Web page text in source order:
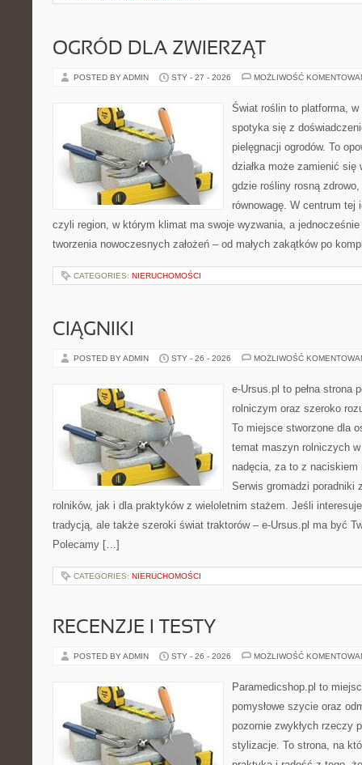
OGRÓD DLA ZWIERZĄT
POSTED BY ADMIN STY - 27 - 2026 MOŻLIWOŚĆ
Świat roślin to platforma,
spotyka się z
pielęgnacji ogrodów. To
działka może zamienić się
gdzie rośliny rosną
równowagę. W centrum
czyli region, w którym klimat ma swoje wyzwania, a
tworzenia nowoczesnych założeń – od małych zakątków po
CATEGORIES: NIERUCHOMOŚCI
CIĄGNIKI
POSTED BY ADMIN STY - 26 - 2026 MOŻLIWOŚĆ
e-Ursus.pl to pełna strona
rolniczym oraz szeroko
To miejsce stworzone dla
temat maszyn rolniczych
nadęcia, za to z
Serwis gromadzi poradniki
rolników, jak i dla praktyków z wieloletnim stażem. Jeśli
tradycją, ale także szeroki świat traktorów – e-Ursus.pl ma być
Polecamy […]
CATEGORIES: NIERUCHOMOŚCI
RECENZJE I TESTY
POSTED BY ADMIN STY - 26 - 2026 MOŻLIWOŚĆ
Paramedicshop.pl to
pomysłowe szycie oraz
pozornie zwykłych rzeczy
stylizacje. To strona, na